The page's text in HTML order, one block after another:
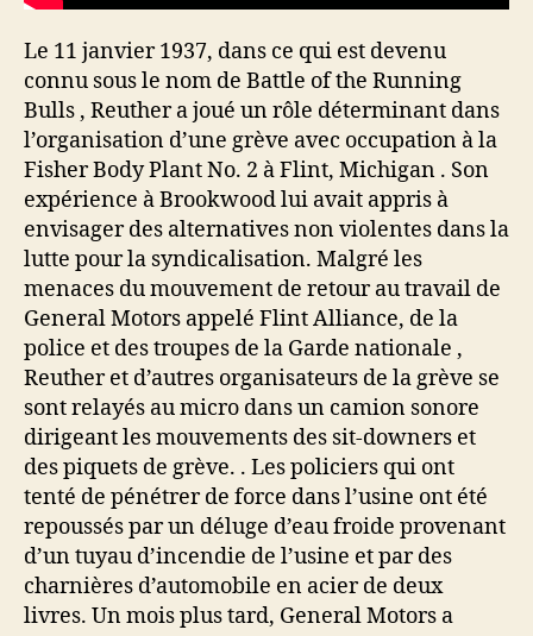
Le 11 janvier 1937, dans ce qui est devenu
connu sous le nom de Battle of the Running
Bulls , Reuther a joué un rôle déterminant dans
l’organisation d’une grève avec occupation à la
Fisher Body Plant No. 2 à Flint, Michigan . Son
expérience à Brookwood lui avait appris à
envisager des alternatives non violentes dans la
lutte pour la syndicalisation. Malgré les
menaces du mouvement de retour au travail de
General Motors appelé Flint Alliance, de la
police et des troupes de la Garde nationale ,
Reuther et d’autres organisateurs de la grève se
sont relayés au micro dans un camion sonore
dirigeant les mouvements des sit-downers et
des piquets de grève. . Les policiers qui ont
tenté de pénétrer de force dans l’usine ont été
repoussés par un déluge d’eau froide provenant
d’un tuyau d’incendie de l’usine et par des
charnières d’automobile en acier de deux
livres. Un mois plus tard, General Motors a